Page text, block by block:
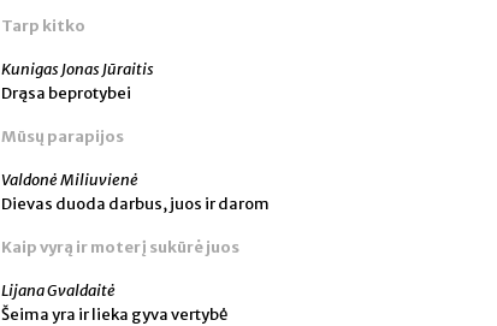
Tarp kitko
Kunigas Jonas Jūraitis
Drąsa beprotybei
Mūsų parapijos
Valdonė Miliuvienė
Dievas duoda darbus, juos ir darom
Kaip vyrą ir moterį sukūrė juos
Lijana Gvaldaitė
Šeima yra ir lieka gyva vertybė